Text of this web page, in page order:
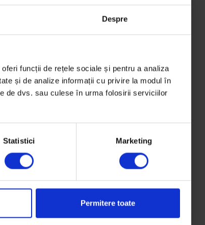
Despre
funcții de rețele sociale și pentru a analiza
și de analize informații cu privire la modul în
de dvs. sau culese în urma folosirii serviciilor
Statistici Marketing
Permitere toate